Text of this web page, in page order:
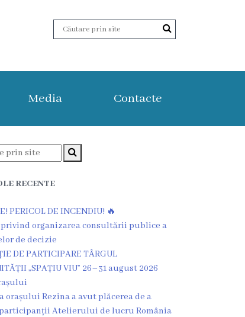
Media Contacte
RECENTE
PERICOL DE INCENDIU! 🔥
privind organizarea consultării publice a
de decizie
DE PARTICIPARE TÂRGUL
„SPAȚIU VIU” 26–31 august 2026
orașului Rezina a avut plăcerea de a
Atelierului de lucru România